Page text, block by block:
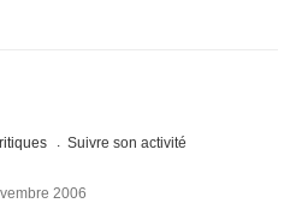
Suivre son activité
2006